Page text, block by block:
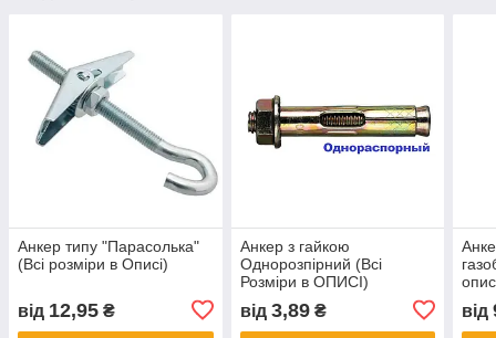
Анкер типу "Парасолька"
(Всі розміри в Описі)
від 12,95 ₴
Анкер з гайкою
Однорозпірний (Всі
Розміри в ОПИСІ)
від 3,89₴ від